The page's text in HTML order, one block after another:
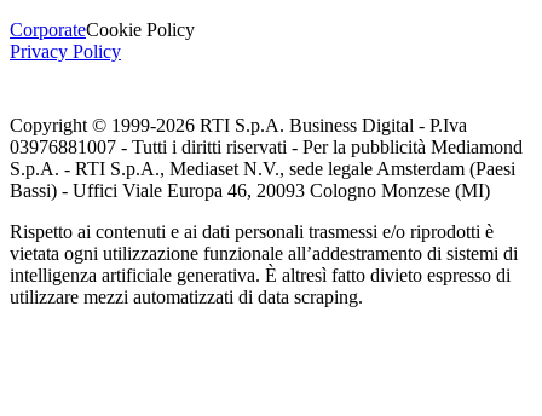
CorporateCookie Policy
Privacy Policy
Copyright © 1999-2026 RTI S.p.A. Business Digital - P.Iva
03976881007 - Tutti i diritti riservati - Per la pubblicità Mediamond
S.p.A. - RTI S.p.A., Mediaset N.V., sede legale Amsterdam (Paesi
Bassi) - Uffici Viale Europa 46, 20093 Cologno Monzese (MI)
Rispetto ai contenuti e ai dati personali trasmessi e/o riprodotti è
vietata ogni utilizzazione funzionale all’addestramento di sistemi di
intelligenza artificiale generativa. È altresì fatto divieto espresso di
utilizzare mezzi automatizzati di data scraping.